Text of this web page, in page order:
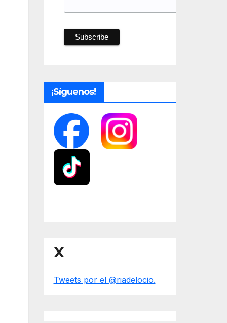
¡Síguenos!
X
Tweets por el @riadelocio.